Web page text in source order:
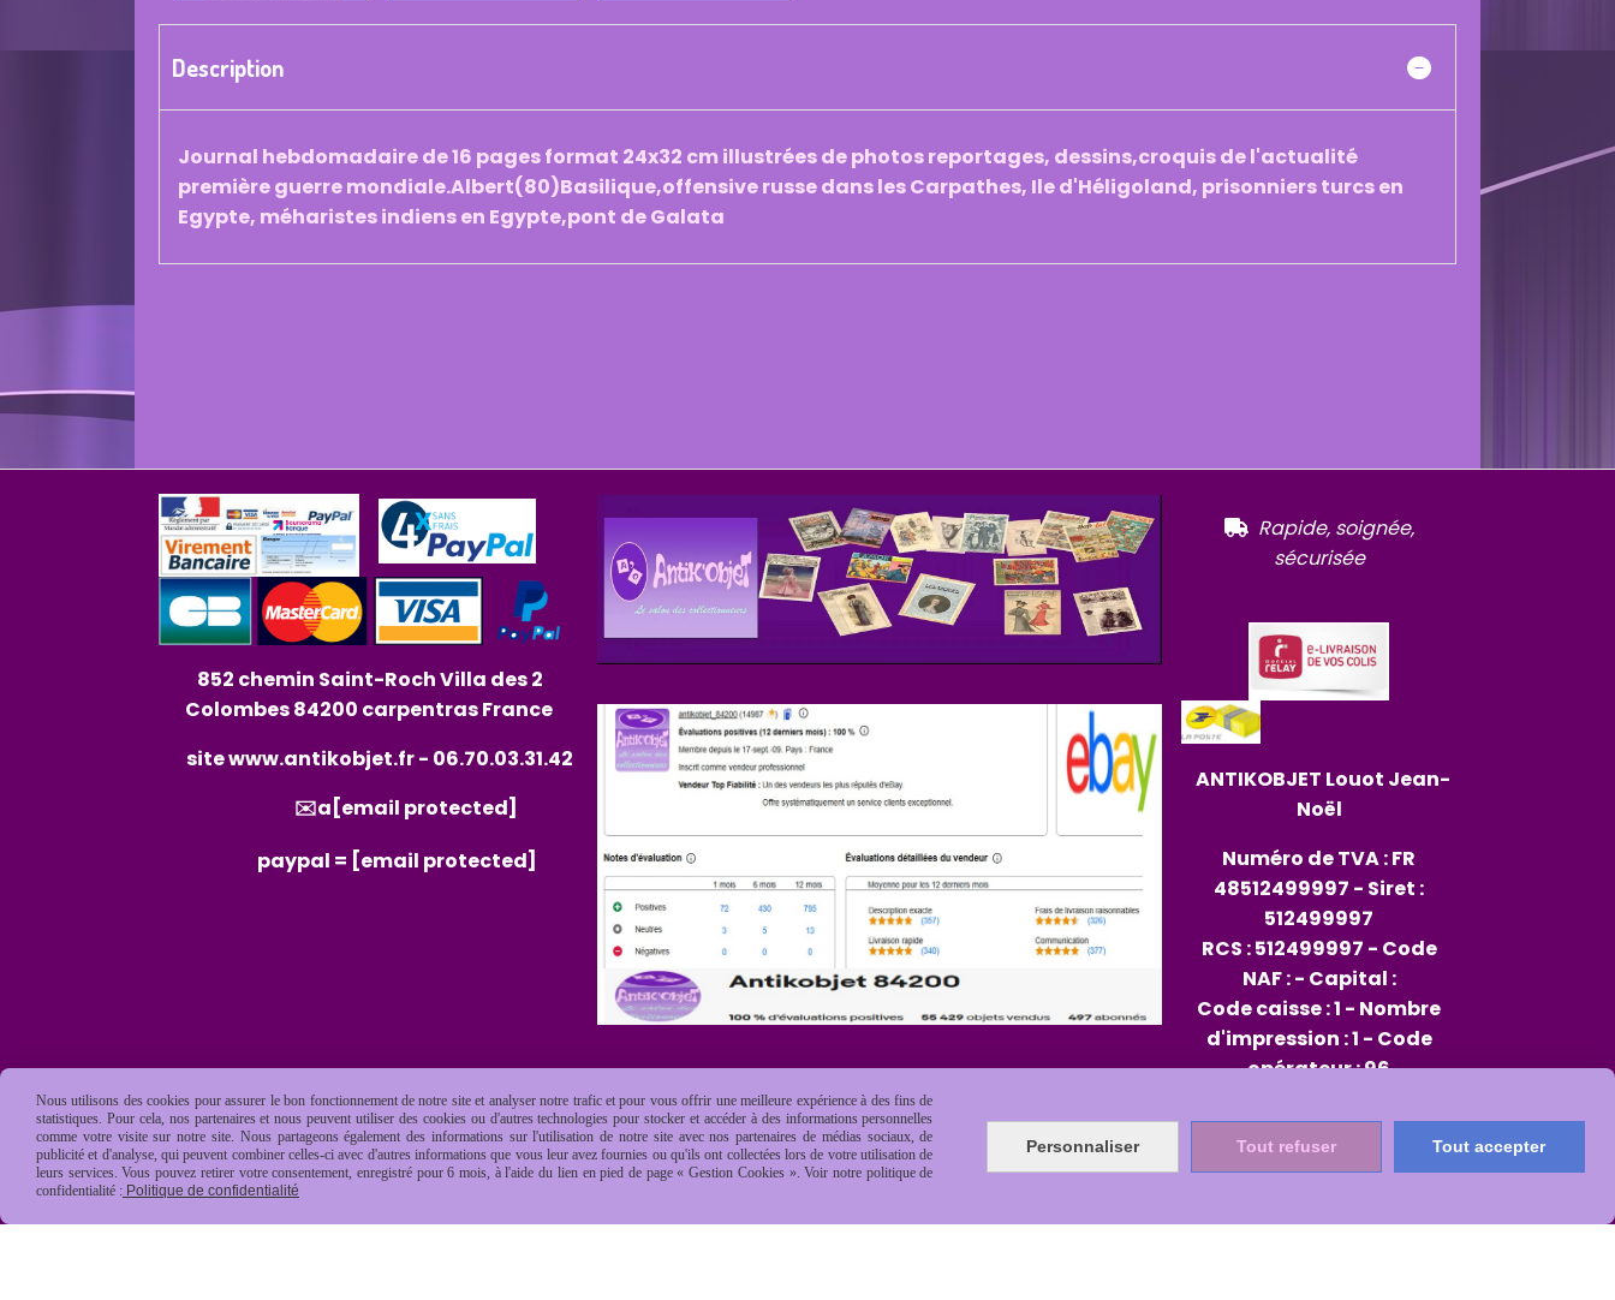
Description
Journal hebdomadaire de 16 pages format 24x32 cm illustrées de photos reportages, dessins,croquis de l'actualité
première guerre mondiale.Albert(80)Basilique,offensive russe dans les Carpathes, Ile d'Héligoland, prisonniers turcs en
Egypte, méharistes indiens en Egypte,pont de Galata
852 chemin Saint-Roch Villa des 2
Colombes 84200 carpentras France
sitewww.antikobjet.fr- 06.70.03.31.42
✉️a [email protected]
paypal = [email protected]
 Rapide, soignée,
sécurisée
ANTIKOBJET Louot Jean-
Noël
Numéro de TVA : FR
48512499997 - Siret :
512499997
RCS : 512499997 - Code
NAF : - Capital :
Code caisse : 1 - Nombre
d'impression : 1 - Code
opérateur : 96
Rep PAP FR334013_01JXMD
Citeo 564482
Nous utilisons des cookies pour assurer le bon fonctionnement de notre site et analyser notre trafic et pour vous offrir une meilleure expérience à des fins de
statistiques. Pour cela, nos partenaires et nous peuvent utiliser des cookies ou d'autres technologies pour stocker et accéder à des informations personnelles
comme votre visite sur notre site. Nous partageons également des informations sur l'utilisation de notre site avec nos partenaires de médias sociaux, de
publicité et d'analyse, qui peuvent combiner celles-ci avec d'autres informations que vous leur avez fournies ou qu'ils ont collectées lors de votre utilisation de
leurs services. Vous pouvez retirer votre consentement, enregistré pour 6 mois, à l'aide du lien en pied de page « Gestion Cookies ». Voir notre politique de
confidentialité : Politique de confidentialité
Personnaliser Tout refuser Tout accepter